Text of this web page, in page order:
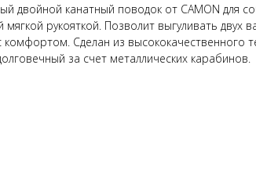
двойной канатный поводок от CAMON для
рукояткой. Позволит выгуливать двух
Сделан из высококачественного
за счет металлических карабинов.